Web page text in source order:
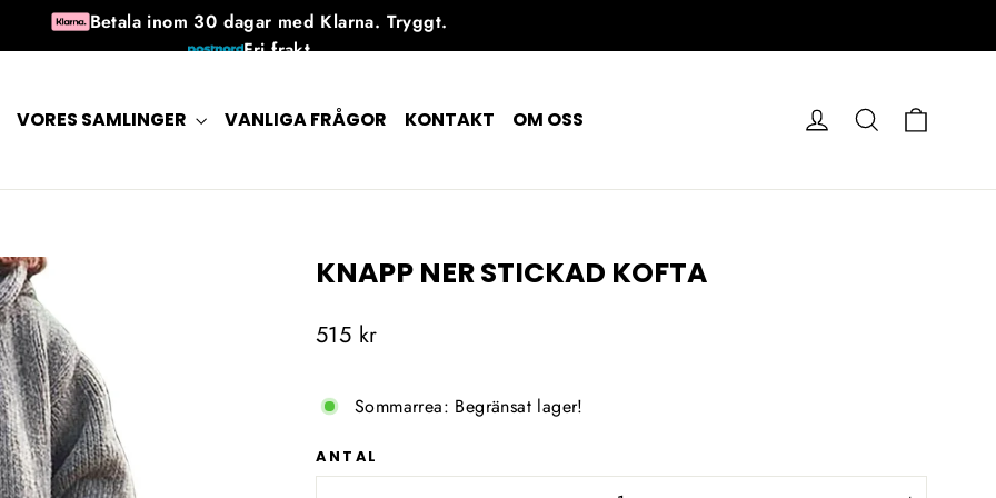
Betala inom 30 dagar med Klarna. Tryggt.
Fri frakt
Tillgänglig 7 dagar i veckan
VORES SAMLINGER VANLIGA FRÅGOR KONTAKT OM OSS LOGGA IN
SÖK PÅ
KNAPP NER STICKAD KOFTA
Ordinarie
515 kr
Sommarrea: Begränsat lager!
ANTAL